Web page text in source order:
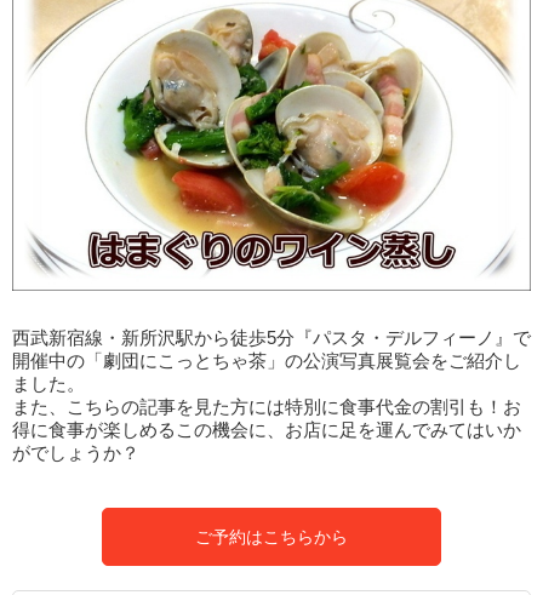
西武新宿線・新所沢駅から徒歩5分『パスタ・デルフィーノ』で
開催中の「劇団にこっとちゃ茶」の公演写真展覧会をご紹介し
ました。
また、こちらの記事を見た方には特別に食事代金の割引も！お
得に食事が楽しめるこの機会に、お店に足を運んでみてはいか
がでしょうか？
ご予約はこちらから